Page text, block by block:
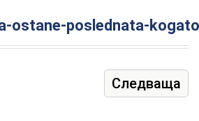
ostane-poslednata-
Следваща